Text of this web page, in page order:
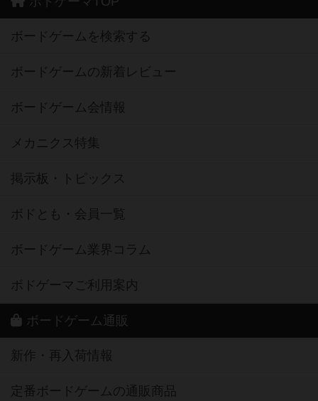
ボードゲームを検索する
ボードゲームの新着レビュー
ボードゲーム会情報
メカニクス特集
掲示板・トピックス
ボドとも・会員一覧
ボードゲーム業界コラム
ボドゲーマご利用案内
ボードゲーム通販
新作・再入荷情報
定番ボードゲームの通販商品